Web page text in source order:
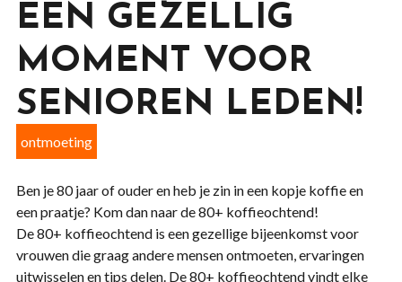
EEN GEZELLIG
MOMENT VOOR
SENIOREN LEDEN!
ontmoeting
Ben je 80 jaar of ouder en heb je zin in een kopje koffie en
een praatje? Kom dan naar de 80+ koffieochtend!
De 80+ koffieochtend is een gezellige bijeenkomst voor
vrouwen die graag andere mensen ontmoeten, ervaringen
uitwisselen en tips delen. De 80+ koffieochtend vindt elke